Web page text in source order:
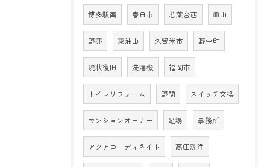
博多駅南 春日市 若葉台西 皿山
野芥 東油山 久留米市 野中町
現状復旧 洗濯機 福岡市
トイレリフォーム 野間 スイッチ交換
マンションオーナー 足場 事務所
アクアコーディネイト 高圧洗浄